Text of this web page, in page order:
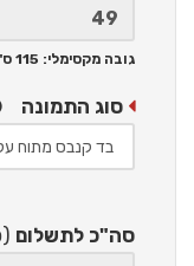
גובה מקסימלי: 115 ס"מ
סוג התמונה
סה"כ לתשלום